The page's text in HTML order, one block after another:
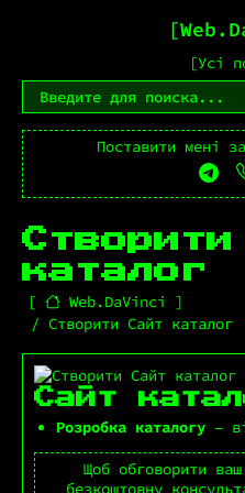
Усі
Поставити мені
каталог
Web.DaVinci
Створити Сайт каталог
Сайт
Розробка каталогу –
Щоб обговорити
безкоштовну